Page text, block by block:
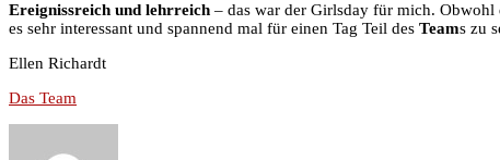
Ereignissreich und lehrreich – das war der Girlsday für mich. Obwohl
es sehr interessant und spannend mal für einen Tag Teil des Teams zu
Ellen Richardt
Das Team